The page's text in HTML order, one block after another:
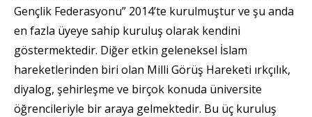
Gençlik Federasyonu” 2014’te kurulmuştur ve şu anda
en fazla üyeye sahip kuruluş olarak kendini
göstermektedir. Diğer etkin geleneksel İslam
hareketlerinden biri olan Milli Görüş Hareketi ırkçılık,
diyalog, şehirleşme ve birçok konuda üniversite
öğrencileriyle bir araya gelmektedir. Bu üç kuruluş